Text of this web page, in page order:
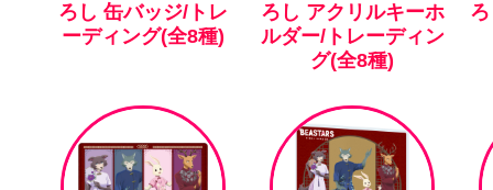
ろし 缶バッジ/トレ
ーディング(全8種)
ろし アクリルキーホ
ルダー/トレーディン
グ(全8種)